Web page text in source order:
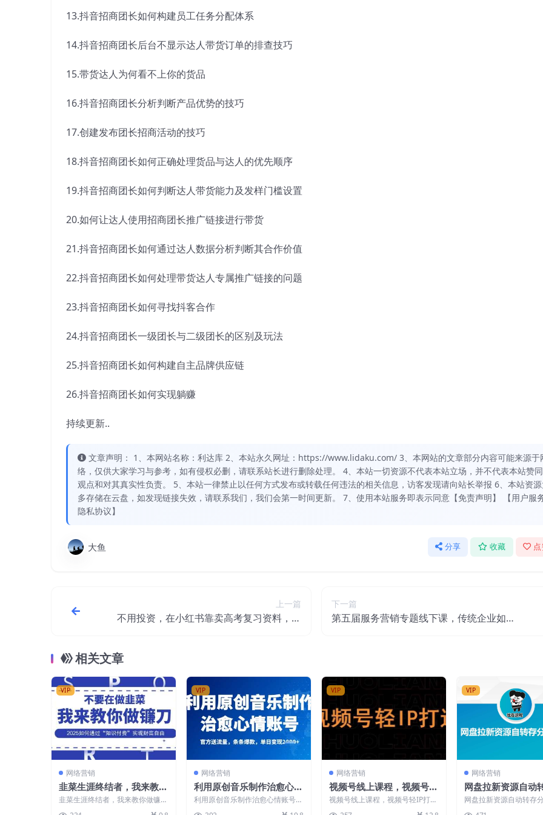
13.抖音招商团长如何构建员工任务分配体系
14.抖音招商团长后台不显示达人带货订单的排查技巧
15.带货达人为何看不上你的货品
16.抖音招商团长分析判断产品优势的技巧
17.创建发布团长招商活动的技巧
18.抖音招商团长如何正确处理货品与达人的优先顺序
19.抖音招商团长如何判断达人带货能力及发样门槛设置
20.如何让达人使用招商团长推广链接进行带货
21.抖音招商团长如何通过达人数据分析判断其合作价值
22.抖音招商团长如何处理带货达人专属推广链接的问题
23.抖音招商团长如何寻找抖客合作
24.抖音招商团长一级团长与二级团长的区别及玩法
25.抖音招商团长如何构建自主品牌供应链
26.抖音招商团长如何实现躺赚
持续更新..
文章声明： 1、本网站名称：利达库 2、本站永久网址：https://www.lidaku.com/ 3、本网站的文章部分内容可能来源于
络，仅供大家学习与参考，如有侵权必删，请联系站长进行删除处理。 4、本站一切资源不代表本站立场，并不代表本站赞
观点和对其真实性负责。 5、本站一律禁止以任何方式发布或转载任何违法的相关信息，访客发现请向站长举报 6、本站资
多存储在云盘，如发现链接失效，请联系我们，我们会第一时间更新。 7、使用本站服务即表示同意【免责声明】 【用户服
隐私协议】
大鱼 分享 收藏
上一篇
不用投资，在小红书靠卖高考复习资料，月
下一篇
第五届服务营销专题线下课，传统企业如何
相关文章
VIP
网络营销
韭菜生涯终结者，我来教你
做镰刀，2025如何通过“知
识付费”实现财F自由【揭
韭菜生涯终结者，我来教你做镰
VIP
网络营销
利用原创音乐制作治愈心情
账号，条条爆款，单日变现
利用原创音乐制作治愈心情账号，
VIP
网络营销
视频号线上课程，视频号轻
IP打造
视频号线上课程，视频号轻IP打造
VIP
网络营销
网盘拉新资源自动
实战
网盘拉新资源自动转存